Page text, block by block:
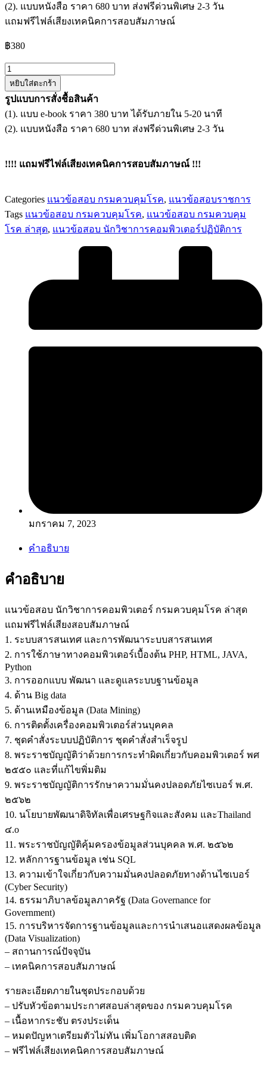
(2). แบบหนังสือ ราคา 680 บาท ส่งฟรีด่วนพิเศษ 2-3 วัน
แถมฟรีไฟล์เสียงเทคนิคการสอบสัมภาษณ์
฿380
จำนวน
แนว
ข้อสอบ
นัก
วิชาการ
กรม
ชิ้น
หยิบใส่ตะกร้า
รูปแบบการสั่งชื้อสินค้า
(1). แบบ e-book ราคา 380 บาท ได้รับภายใน 5-20 นาที
(2). แบบหนังสือ ราคา 680 บาท ส่งฟรีด่วนพิเศษ 2-3 วัน
!!!! แถมฟรีไฟล์เสียงเทคนิคการสอบสัมภาษณ์ !!!
Categories แนวข้อสอบ กรมควบคุมโรค, แนวข้อสอบราชการ
Tags แนวข้อสอบ กรมควบคุมโรค, แนวข้อสอบ กรมควบคุม
โรค ล่าสุด, แนวข้อสอบ นักวิชาการคอมพิวเตอร์ปฏิบัติการ
มกราคม 7, 2023
คำอธิบาย
คำอธิบาย
แนวข้อสอบ นักวิชาการคอมพิวเตอร์ กรมควบคุมโรค ล่าสุด
แถมฟรีไฟล์เสียงสอบสัมภาษณ์
1. ระบบสารสนเทศ และการพัฒนาระบบสารสนเทศ
2. การใช้ภาษาทางคอมพิวเตอร์เบื้องต้น PHP, HTML, JAVA,
Python
3. การออกแบบ พัฒนา และดูแลระบบฐานข้อมูล
4. ด้าน Big data
5. ด้านเหมืองข้อมูล (Data Mining)
6. การติดตั้งเครื่องคอมพิวเตอร์ส่วนบุคคล
7. ชุดคำสั่งระบบปฏิบัติการ ชุดคำสั่งสำเร็จรูป
8. พระราชบัญญัติว่าด้วยการกระทำผิดเกี่ยวกับคอมพิวเตอร์ พศ
๒๕๕๐ และที่แก้ไขพิ่มติม
9. พระราชบัญญัติการรักษาความมั่นคงปลอดภัยไซเบอร์ พ.ศ.
๒๕๖๒
10. นโยบายพัฒนาดิจิทัลเพื่อเศรษฐกิจและสังคม และThailand
๔.o
11. พระราชบัญญัติคุ้มครองข้อมูลส่วนบุคคล พ.ศ. ๒๕๖๒
12. หลักการฐานข้อมูล เช่น SQL
13. ความเข้าใจเกี่ยวกับความมั่นคงปลอดภัยทางด้านไซเบอร์
(Cyber Security)
14. ธรรมาภิบาลข้อมูลภาครัฐ (Data Governance for
Government)
15. การบริหารจัดการฐานข้อมูลและการนำเสนอแสดงผลข้อมูล
(Data Visualization)
– สถานการณ์ปัจจุบัน
– เทคนิคการสอบสัมภาษณ์
รายละเอียดภายในชุดประกอบด้วย
– ปรับหัวข้อตามประกาศสอบล่าสุดของ กรมควบคุมโรค
– เนื้อหากระชับ ตรงประเด็น
– หมดปัญหาเตรียมตัวไม่ทัน เพิ่มโอกาสสอบติด
– ฟรีไฟล์เสียงเทคนิคการสอบสัมภาษณ์